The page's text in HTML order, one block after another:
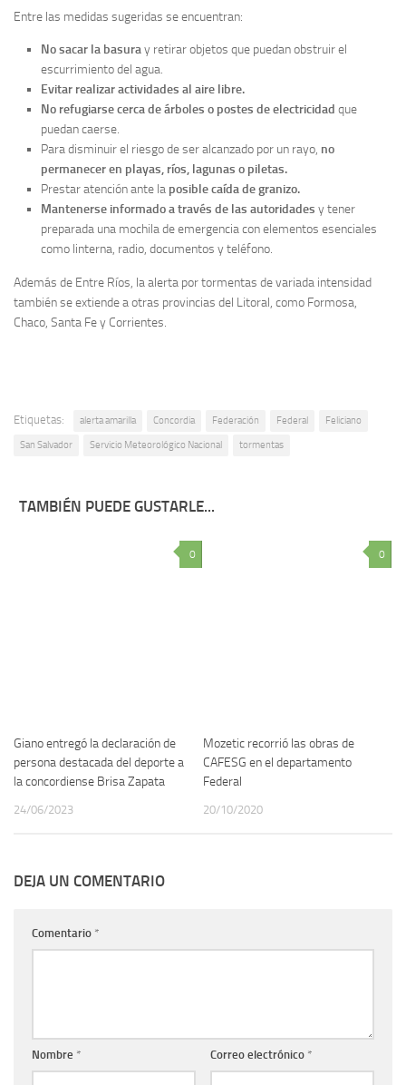
Entre las medidas sugeridas se encuentran:
No sacar la basuray retirar objetos que puedan obstruir el
escurrimiento del agua.
Evitar realizar actividades al aire libre.
No refugiarse cerca de árboles o postes de electricidad que
puedan caerse.
Para disminuir el riesgo de ser alcanzado por un rayo, no
permanecer en playas, ríos, lagunas o piletas.
Prestar atención ante la posible caída de granizo.
Mantenerse informado a través de las autoridades y tener
preparada una mochila de emergencia con elementos esenciales
como linterna, radio, documentos y teléfono.
Además de Entre Ríos, la alerta por tormentas de variada intensidad
también se extiende a otras provincias del Litoral, como Formosa,
Chaco, Santa Fe y Corrientes.
Etiquetas: alerta amarilla Concordia Federación Federal Feliciano
San Salvador Servicio Meteorológico Nacional tormentas
TAMBIÉN PUEDE GUSTARLE...
0
Giano entregó la declaración de
persona destacada del deporte a
la concordiense Brisa Zapata
24/06/2023
0
Mozetic recorrió las obras de
CAFESG en el departamento
Federal
20/10/2020
DEJA UN COMENTARIO
Comentario *
Nombre * Correo electrónico *